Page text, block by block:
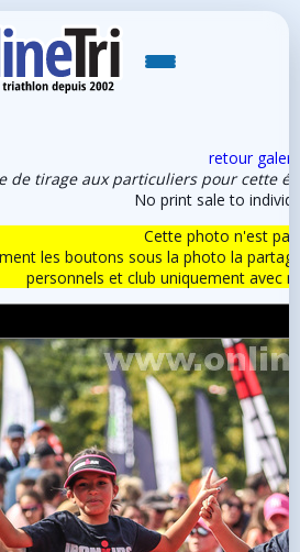
retour
de tirage aux particuliers pour cette
No print sale to
Cette photo n'est
les boutons sous la photo la
personnels et club uniquement avec